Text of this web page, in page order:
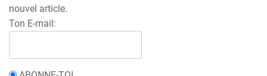
nouvel article.
Ton E-mail: